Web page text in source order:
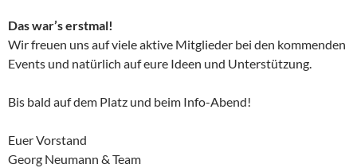
Das war’s erstmal!
Wir freuen uns auf viele aktive Mitglieder bei den kommenden
Events und natürlich auf eure Ideen und Unterstützung.
Bis bald auf dem Platz und beim Info-Abend!
Euer Vorstand
Georg Neumann & Team